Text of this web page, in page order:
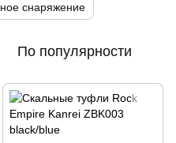
снаряжение
По популярности